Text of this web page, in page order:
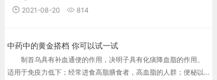
再向前反折按摩背面，反复按摩5~6次。此法可疏通经络，对肾脏
坚持，能强肾健身。 以上八法，可根据各人所需选择，或单项或几
项配合进行，只要能持之以恒，能收到理想的效果。
着、转侧不利、活动时疼痛更甚等症状。
2021-08-20 814
中药中的黄金搭档 你可以试一试
制首乌具有补血通便的作用，决明子具有化痰降血脂的作用。
适用于免疫力低下；经常进食高脂膳食者，高血脂的人群；便秘以